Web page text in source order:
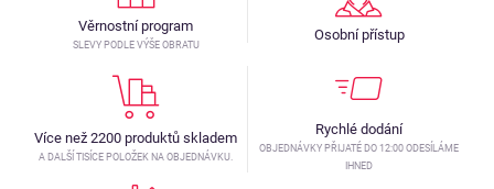
Věrnostní program
SLEVY PODLE VÝŠE OBRATU
Osobní přístup
Více než 2200 produktů skladem
A DALŠÍ TISÍCE POLOŽEK NA OBJEDNÁVKU.
Rychlé dodání
OBJEDNÁVKY PŘIJATÉ DO 12:00 ODESÍLÁME
IHNED